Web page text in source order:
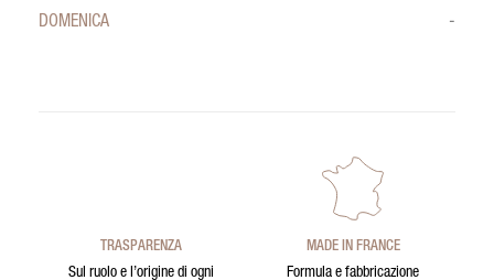
DOMENICA
-
TRASPARENZA
Sul ruolo e l’origine di ogni
MADE IN FRANCE
Formula e fabbricazione